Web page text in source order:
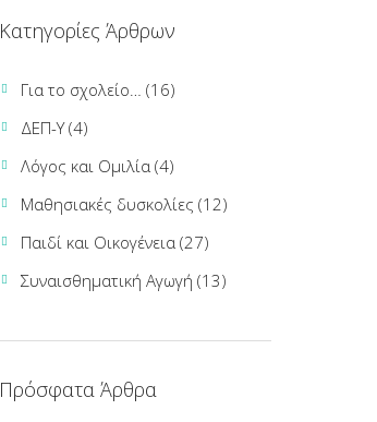
Κατηγορίες Άρθρων
Για το σχολείο…
(16)
ΔΕΠ-Υ(4)
Λόγος και Ομιλία (4)
Μαθησιακές δυσκολίες (12)
Παιδί και Οικογένεια (27)
Συναισθηματική Αγωγή (13)
Πρόσφατα Άρθρα